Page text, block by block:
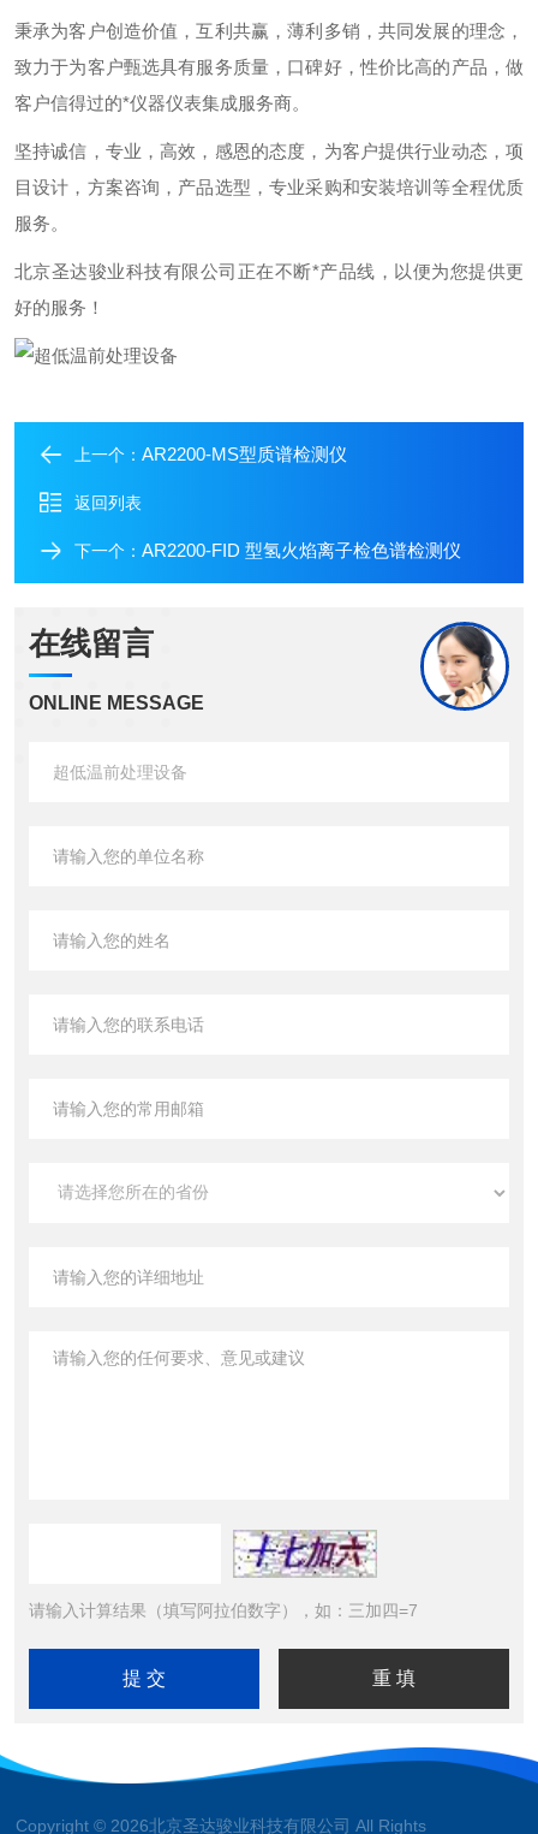
秉承为客户创造价值，互利共赢，薄利多销，共同发展的理念，
致力于为客户甄选具有服务质量，口碑好，性价比高的产品，做
客户信得过的*仪器仪表集成服务商。
坚持诚信，专业，高效，感恩的态度，为客户提供行业动态，项
目设计，方案咨询，产品选型，专业采购和安装培训等全程优质
服务。
北京圣达骏业科技有限公司正在不断*产品线，以便为您提供更
好的服务！
上一个： AR2200-MS型质谱检测仪
返回列表
下一个： AR2200-FID 型氢火焰离子检色谱检测仪
在线留言
ONLINE MESSAGE
请输入计算结果（填写阿拉伯数字），如：三加四=7
Copyright © 2026北京圣达骏业科技有限公司 All Rights